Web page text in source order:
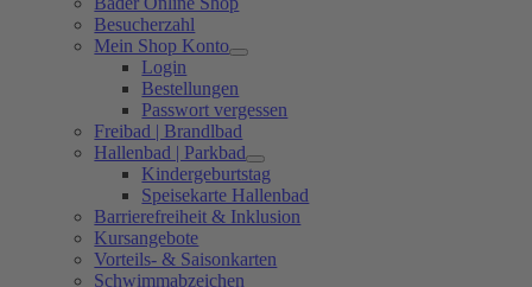
Besucherzahl
Mein Shop Konto
Login
Bestellungen
Passwort vergessen
Freibad | Brandlbad
Hallenbad | Parkbad
Kindergeburtstag
Speisekarte Hallenbad
Barrierefreiheit & Inklusion
Kursangebote
Vorteils- & Saisonkarten
Schwimmabzeichen